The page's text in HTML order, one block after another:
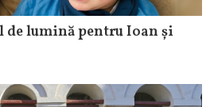
lumină pentru Ioan și